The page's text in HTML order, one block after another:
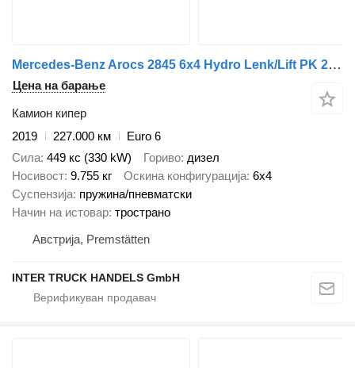
Mercedes-Benz Arocs 2845 6x4 Hydro Lenk/Lift PK 23001-EH
Цена на барање
Камион кипер
2019
227.000 км
Euro 6
Сила 449 кс (330 kW) Гориво дизел
Носивост 9.755 кг Оскина конфигурација 6x4
Суспензија пружина/пневматски
Начин на истовар тространо
Австрија, Premstätten
INTER TRUCK HANDELS GmbH